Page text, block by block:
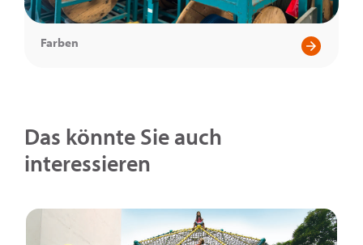
Farben
Das könnte Sie auch
interessieren